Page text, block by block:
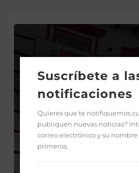
Suscríbete a
notificaciones
Quieres que te notifiquemos
publiquen nuevas noticias?
correo electrónico y su nombre
primeros.